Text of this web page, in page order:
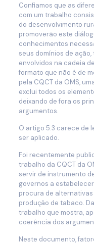
Confiamos que as
com um trabalho
do desenvolvimento
promoverão este
conhecimentos
seus domínios de
envolvidos na cadeia
formato que não é de
pela CQCT da OMS,
exclui todos os
deixando de fora os
argumentos.
O artigo 5.3 carece de
ser aplicado.
Foi recentemente
trabalho da CQCT da
servir de instrumento
governos a
procura de
produção de tabaco.
trabalho que mostra,
coerência dos
Neste documento,